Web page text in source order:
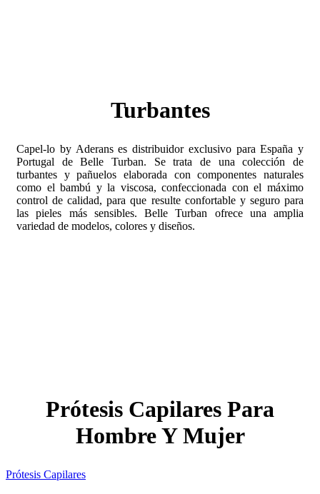
Turbantes
Capel-lo by Aderans es distribuidor exclusivo para España y
Portugal de Belle Turban. Se trata de una colección de
turbantes y pañuelos elaborada con componentes naturales
como el bambú y la viscosa, confeccionada con el máximo
control de calidad, para que resulte confortable y seguro para
las pieles más sensibles. Belle Turban ofrece una amplia
variedad de modelos, colores y diseños.
Prótesis Capilares Para
Hombre Y Mujer
Prótesis Capilares